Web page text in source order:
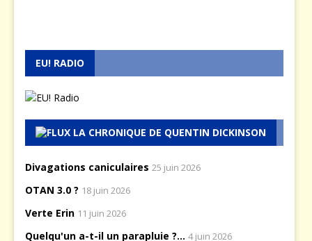
EU! RADIO
LA CHRONIQUE DE QUENTIN DICKINSON
Divagations caniculaires 25 juin 2026
OTAN 3.0 ? 18 juin 2026
Verte Erin 11 juin 2026
Quelqu'un a-t-il un parapluie ?... 4 juin 2026